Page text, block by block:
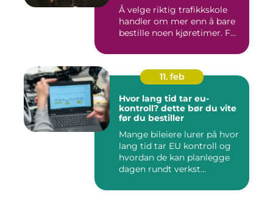
Å velge riktig trafikkskole
handler om mer enn å bare
bestille noen kjøretimer. F...
11. feb
Hvor lang tid tar eu-
kontroll? dette bør du vite
før du bestiller
Mange bileiere lurer på hvor
lang tid tar EU kontroll og
hvordan de kan planlegge
dagen rundt verkst...